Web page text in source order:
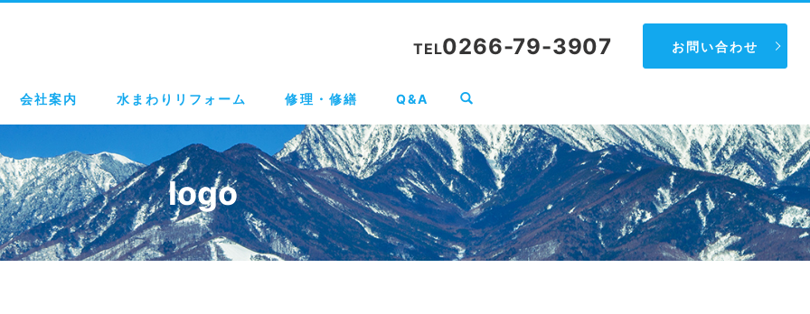
会社案内 水まわりリフォーム 修理・修繕 Q&A search
TEL0266-79-3907 お問い合わせ
logo